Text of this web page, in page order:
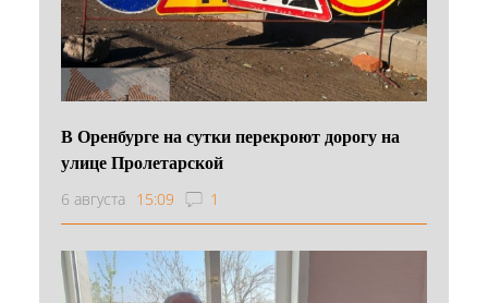
В Оренбурге на сутки перекроют дорогу на
улице Пролетарской
6 августа 15:09 1